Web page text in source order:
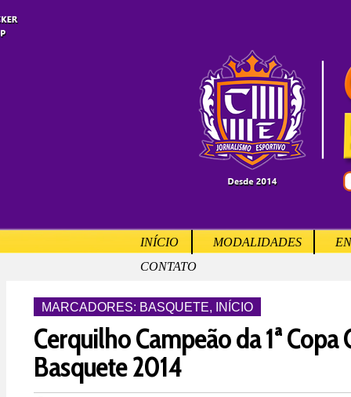
INÍCIO MODALIDADES
CONTATO
MARCADORES: BASQUETE, INÍCIO
Cerquilho Campeão da 1ª
Basquete 2014